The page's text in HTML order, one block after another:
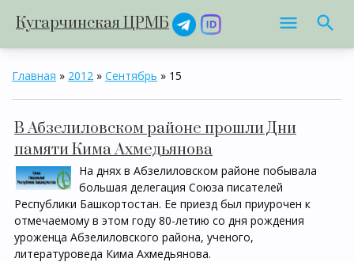
Кугарчинская ЦРМБ
Главная » 2012 » Сентябрь » 15
В Абзелиловском районе прошли Дни
памяти Кима Ахмедьянова
На днях в Абзелиловском районе побывала
большая делегация Союза писателей
Республики Башкортостан. Ее приезд был приурочен к
отмечаемому в этом году 80-летию со дня рождения
уроженца Абзелиловского района, ученого,
литературоведа Кима Ахмедьянова.